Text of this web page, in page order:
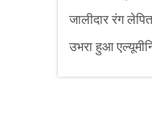
जालीदार रंग
उभरा हुआ